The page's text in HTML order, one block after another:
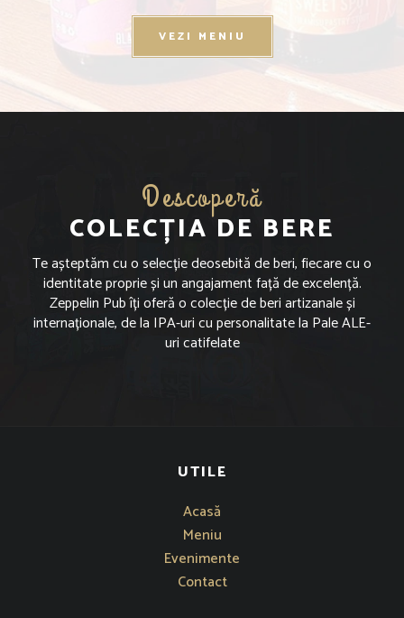
VEZI MENIU
Descoperă
COLECȚIA DE BERE
Te așteptăm cu o selecție deosebită de beri, fiecare cu o
identitate proprie și un angajament față de excelență.
Zeppelin Pub îți oferă o colecție de beri artizanale și
internaționale, de la IPA-uri cu personalitate la Pale ALE-
uri catifelate
UTILE
Acasă
Meniu
Evenimente
Contact